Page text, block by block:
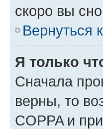
скоро вы
Вернуться
Я только
Сначала
верны, то
COPPA и